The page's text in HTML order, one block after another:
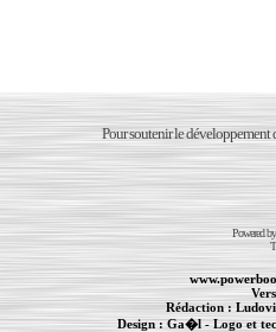
Pour soutenir le développement
Powered
Rédaction :
Design :Ga�l- Logo et